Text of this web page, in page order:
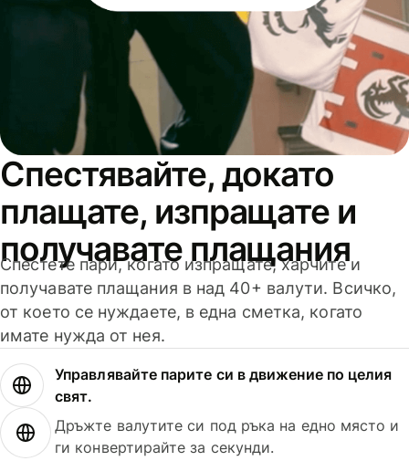
Спестявайте, докато
плащате, изпращате и
получавате плащания
Спестете пари, когато изпращате, харчите и
получавате плащания в над 40+ валути. Всичко,
от което се нуждаете, в една сметка, когато
имате нужда от нея.
Управлявайте парите си в движение по целия
свят.
Дръжте валутите си под ръка на едно място и
ги конвертирайте за секунди.